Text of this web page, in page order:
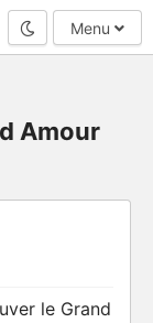
Mode nuit
Menu
Amour
le Grand